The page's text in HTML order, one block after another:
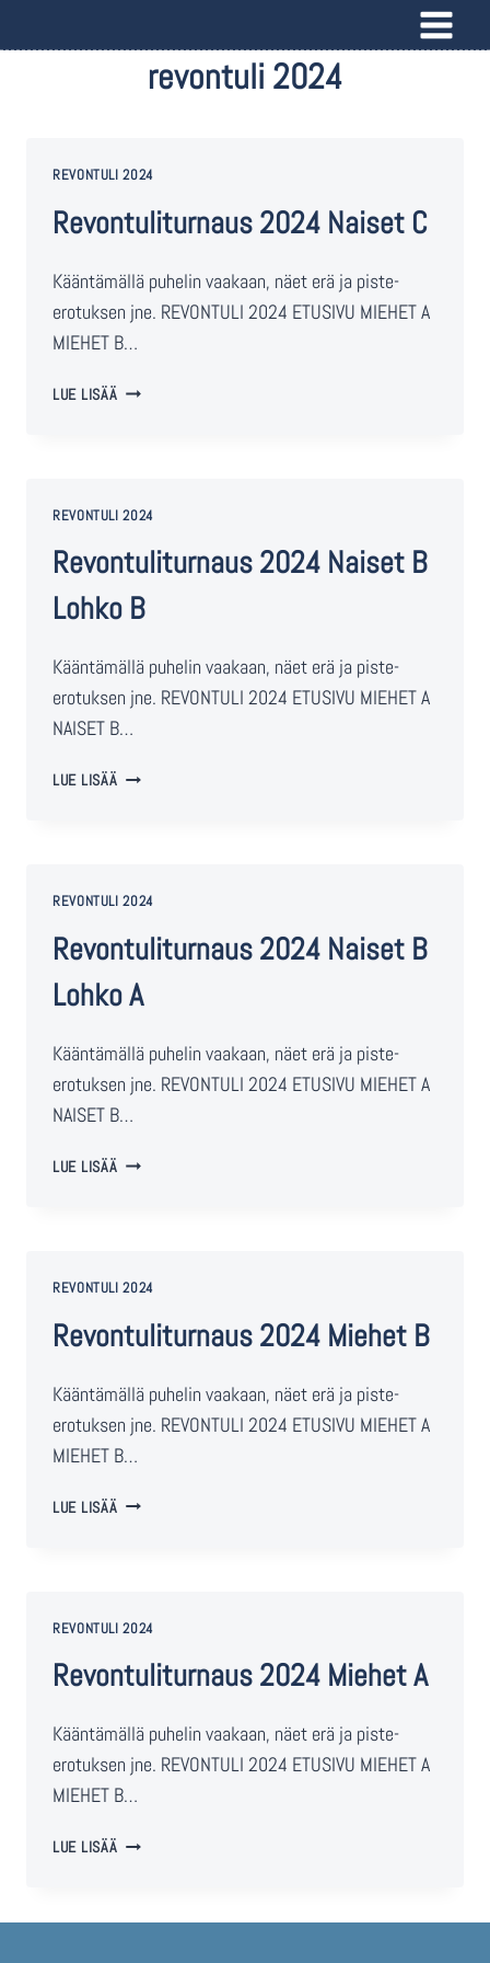
revontuli 2024
REVONTULI 2024
Revontuliturnaus 2024 Naiset C
Kääntämällä puhelin vaakaan, näet erä ja piste-
erotuksen jne. REVONTULI 2024 ETUSIVU MIEHET A
MIEHET B…
LUE LISÄÄ
REVONTULI 2024
Revontuliturnaus 2024 Naiset B
Lohko B
Kääntämällä puhelin vaakaan, näet erä ja piste-
erotuksen jne. REVONTULI 2024 ETUSIVU MIEHET A
NAISET B…
LUE LISÄÄ
REVONTULI 2024
Revontuliturnaus 2024 Naiset B
Lohko A
Kääntämällä puhelin vaakaan, näet erä ja piste-
erotuksen jne. REVONTULI 2024 ETUSIVU MIEHET A
NAISET B…
LUE LISÄÄ
REVONTULI 2024
Revontuliturnaus 2024 Miehet B
Kääntämällä puhelin vaakaan, näet erä ja piste-
erotuksen jne. REVONTULI 2024 ETUSIVU MIEHET A
MIEHET B…
LUE LISÄÄ
REVONTULI 2024
Revontuliturnaus 2024 Miehet A
Kääntämällä puhelin vaakaan, näet erä ja piste-
erotuksen jne. REVONTULI 2024 ETUSIVU MIEHET A
MIEHET B…
LUE LISÄÄ